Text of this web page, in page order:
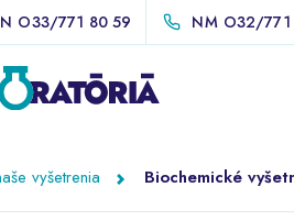
O33/771 80 59 NM O32/771
vyšetrenia Biochemické